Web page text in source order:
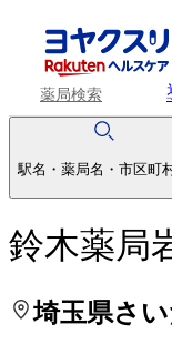
薬局検索
駅名・薬局名・市区町
鈴木薬局
埼玉県さ
処方せんを送って待
処方せんを送って待